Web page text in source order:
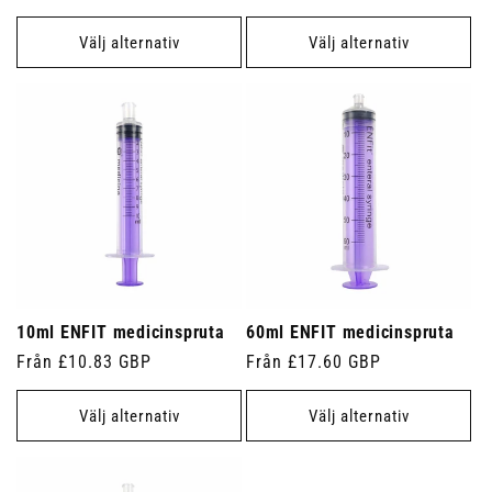
pris
Välj alternativ Välj alternativ
10ml ENFIT medicinspruta
Ordinarie
pris
Från £10.83 GBP
Välj alternativ
60ml ENFIT medicinspruta
Ordinarie
pris
Från £17.60 GBP
Välj alternativ